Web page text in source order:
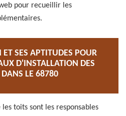
pour recueillir les
SES APTITUDES POUR
D'INSTALLATION DES
LE 68780
toits sont les responsables